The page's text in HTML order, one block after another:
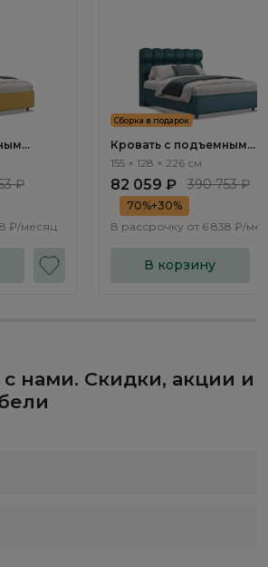
Rombi
₽
₽/месяц
Сборка в подарок
Кровать с подъемным
механизмом Ромби /
155 × 128 × 226 см
82 059 ₽ 390 753 ₽
70%+30%
В рассрочку от 6 838 ₽/
В корзину
с нами. Скидки, акции и